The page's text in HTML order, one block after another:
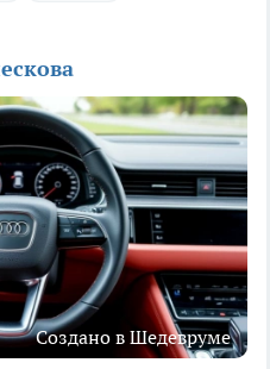
Создано в Шедевруме